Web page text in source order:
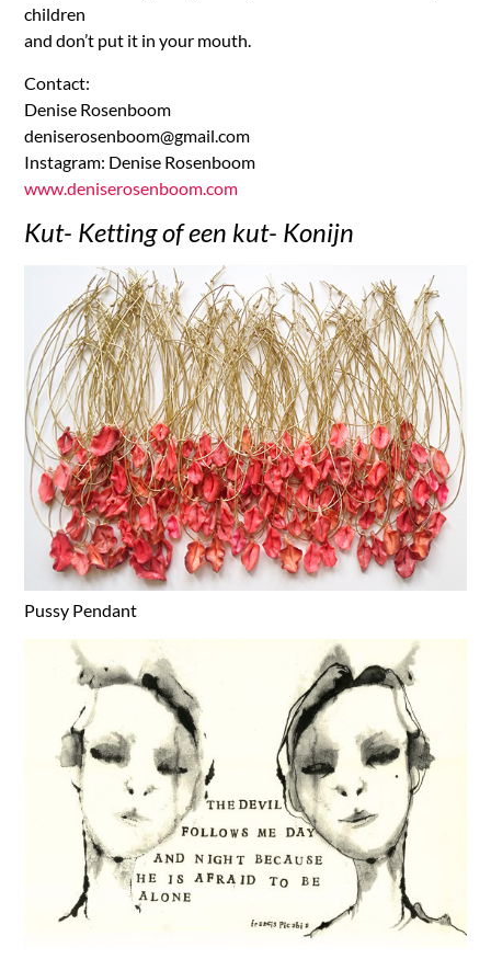
children
and don’t put it in your mouth.
Contact:
Denise Rosenboom
deniserosenboom@gmail.com
Instagram: Denise Rosenboom
www.deniserosenboom.com
Kut- Ketting of een kut- Konijn
Pussy Pendant